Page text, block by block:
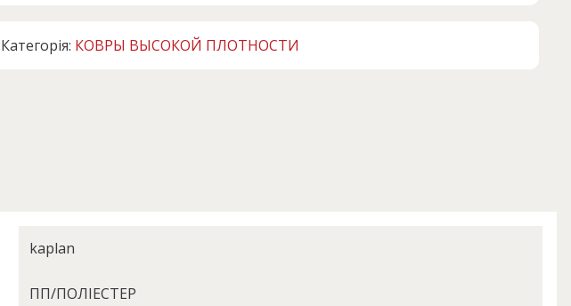
Категорія: КОВРЫ ВЫСОКОЙ ПЛОТНОСТИ
kaplan
ПП/ПОЛІЕСТЕР